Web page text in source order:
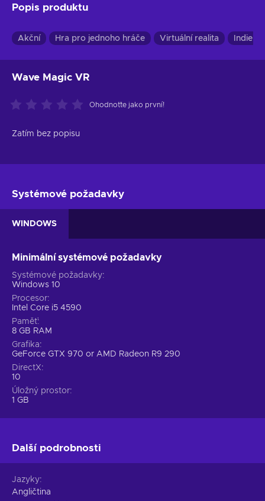
Popis produktu
Akční Hra pro jednoho hráče Virtuální realita Indie
Wave Magic VR
Ohodnoťte jako první!
Zatím bez popisu
Systémové požadavky
WINDOWS
Minimální systémové požadavky
Systémové požadavky
Windows 10
Procesor
Intel Core i5 4590
Paměť
8 GB RAM
Grafika
GeForce GTX 970 or AMD Radeon R9 290
DirectX
10
Úložný prostor
1 GB
Další podrobnosti
Jazyky
Angličtina